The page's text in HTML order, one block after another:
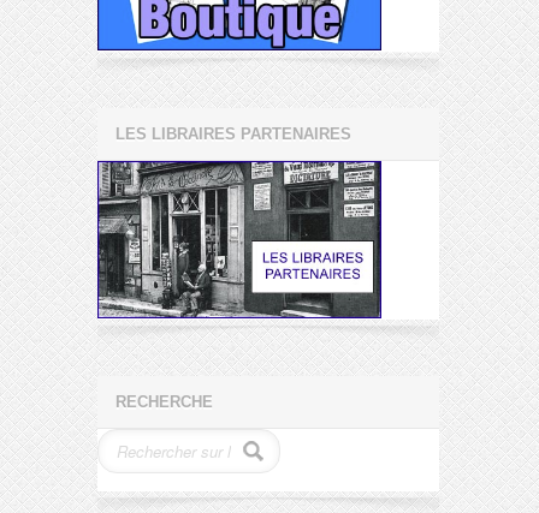
LES LIBRAIRES PARTENAIRES
RECHERCHE